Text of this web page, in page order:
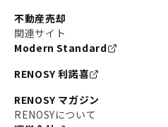
不動産売却
関連サイト
Modern Standard
RENOSY 利諾喜
RENOSY マガジン
RENOSYについて